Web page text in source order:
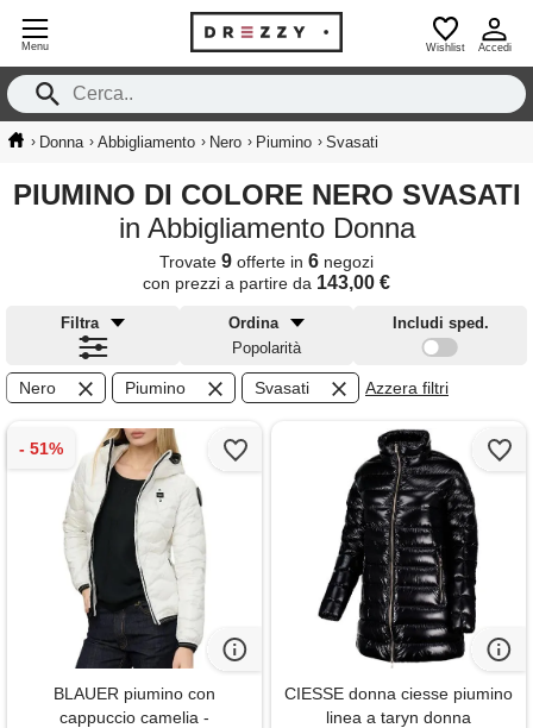
Menu Wishlist Accedi
› Donna › Abbigliamento › Nero › Piumino › Svasati
PIUMINO DI COLORE NERO SVASATI
in Abbigliamento Donna
Trovate 9 offerte in 6 negozi
con prezzi a partire da 143,00 €
Filtra
Ordina
Popolarità
Includi sped.
Nero Piumino Svasati Azzera filtri
BLAUER piumino con
cappuccio camelia -
CIESSE donna ciesse piumino
linea a taryn donna